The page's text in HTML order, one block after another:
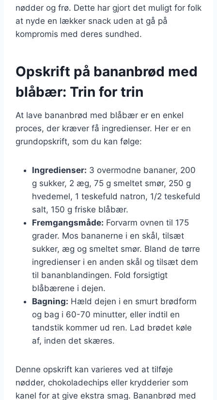
nødder og frø. Dette har gjort det muligt for folk
at nyde en lækker snack uden at gå på
kompromis med deres sundhed.
Opskrift på bananbrød med
blåbær: Trin for trin
At lave bananbrød med blåbær er en enkel
proces, der kræver få ingredienser. Her er en
grundopskrift, som du kan følge:
Ingredienser: 3 overmodne bananer, 200
g sukker, 2 æg, 75 g smeltet smør, 250 g
hvedemel, 1 teskefuld natron, 1/2 teskefuld
salt, 150 g friske blåbær.
Fremgangsmåde: Forvarm ovnen til 175
grader. Mos bananerne i en skål, tilsæt
sukker, æg og smeltet smør. Bland de tørre
ingredienser i en anden skål og tilsæt dem
til bananblandingen. Fold forsigtigt
blåbærene i dejen.
Bagning: Hæld dejen i en smurt brødform
og bag i 60-70 minutter, eller indtil en
tandstik kommer ud ren. Lad brødet køle
af, inden det skæres.
Denne opskrift kan varieres ved at tilføje
nødder, chokoladechips eller krydderier som
kanel for at give ekstra smag. Bananbrød med